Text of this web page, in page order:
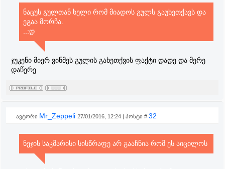
ნაცუს გულთან ხელი რომ მიადოს გულს გაუხეთქავს და
ეგაა მორჩა.
..:დ
ჯუკენი მიერ ვინმეს გულის გახეთქვის ფაქტი დადე და მერე
დაწერე
ავტორი Mr_Zeppeli 27/01/2016, 12:24 | პოსტი # 32
ნეჯის საკმარისი სისწრაფე არ გააჩნია რომ ეს აიცილოს